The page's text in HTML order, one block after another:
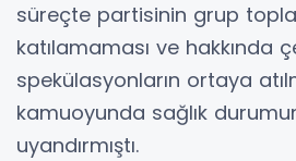
süreçte partisinin grup
katılamaması ve hakkında
spekülasyonların ortaya
kamuoyunda sağlık
uyandırmıştı.